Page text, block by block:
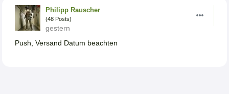
Philipp Rauscher
(48 Posts)
gestern
Push, Versand Datum beachten